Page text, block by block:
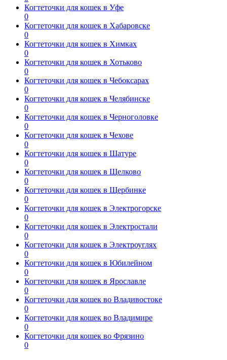
Когтеточки для кошек в Уфе
0
Когтеточки для кошек в Хабаровске
0
Когтеточки для кошек в Химках
0
Когтеточки для кошек в Хотьково
0
Когтеточки для кошек в Чебоксарах
0
Когтеточки для кошек в Челябинске
0
Когтеточки для кошек в Черноголовке
0
Когтеточки для кошек в Чехове
0
Когтеточки для кошек в Шатуре
0
Когтеточки для кошек в Щелково
0
Когтеточки для кошек в Щербинке
0
Когтеточки для кошек в Электрогорске
0
Когтеточки для кошек в Электростали
0
Когтеточки для кошек в Электроуглях
0
Когтеточки для кошек в Юбилейном
0
Когтеточки для кошек в Ярославле
0
Когтеточки для кошек во Владивостоке
0
Когтеточки для кошек во Владимире
0
Когтеточки для кошек во Фрязино
0